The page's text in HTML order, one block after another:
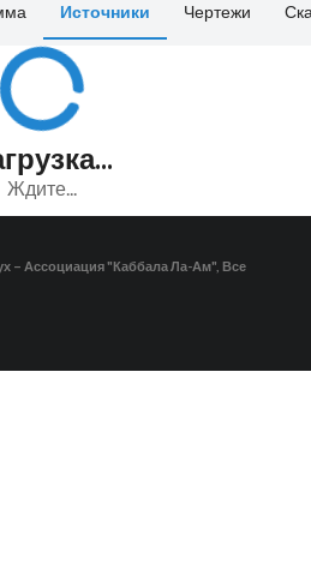
Источники Чертежи
Ждите...
– Ассоциация "Каббала Ла-Ам", Все